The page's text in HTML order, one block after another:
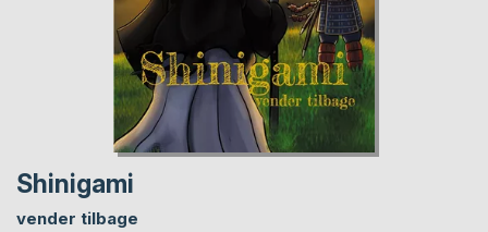
Shinigami
vender tilbage